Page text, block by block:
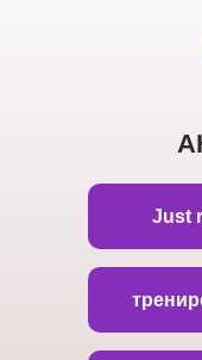
Just